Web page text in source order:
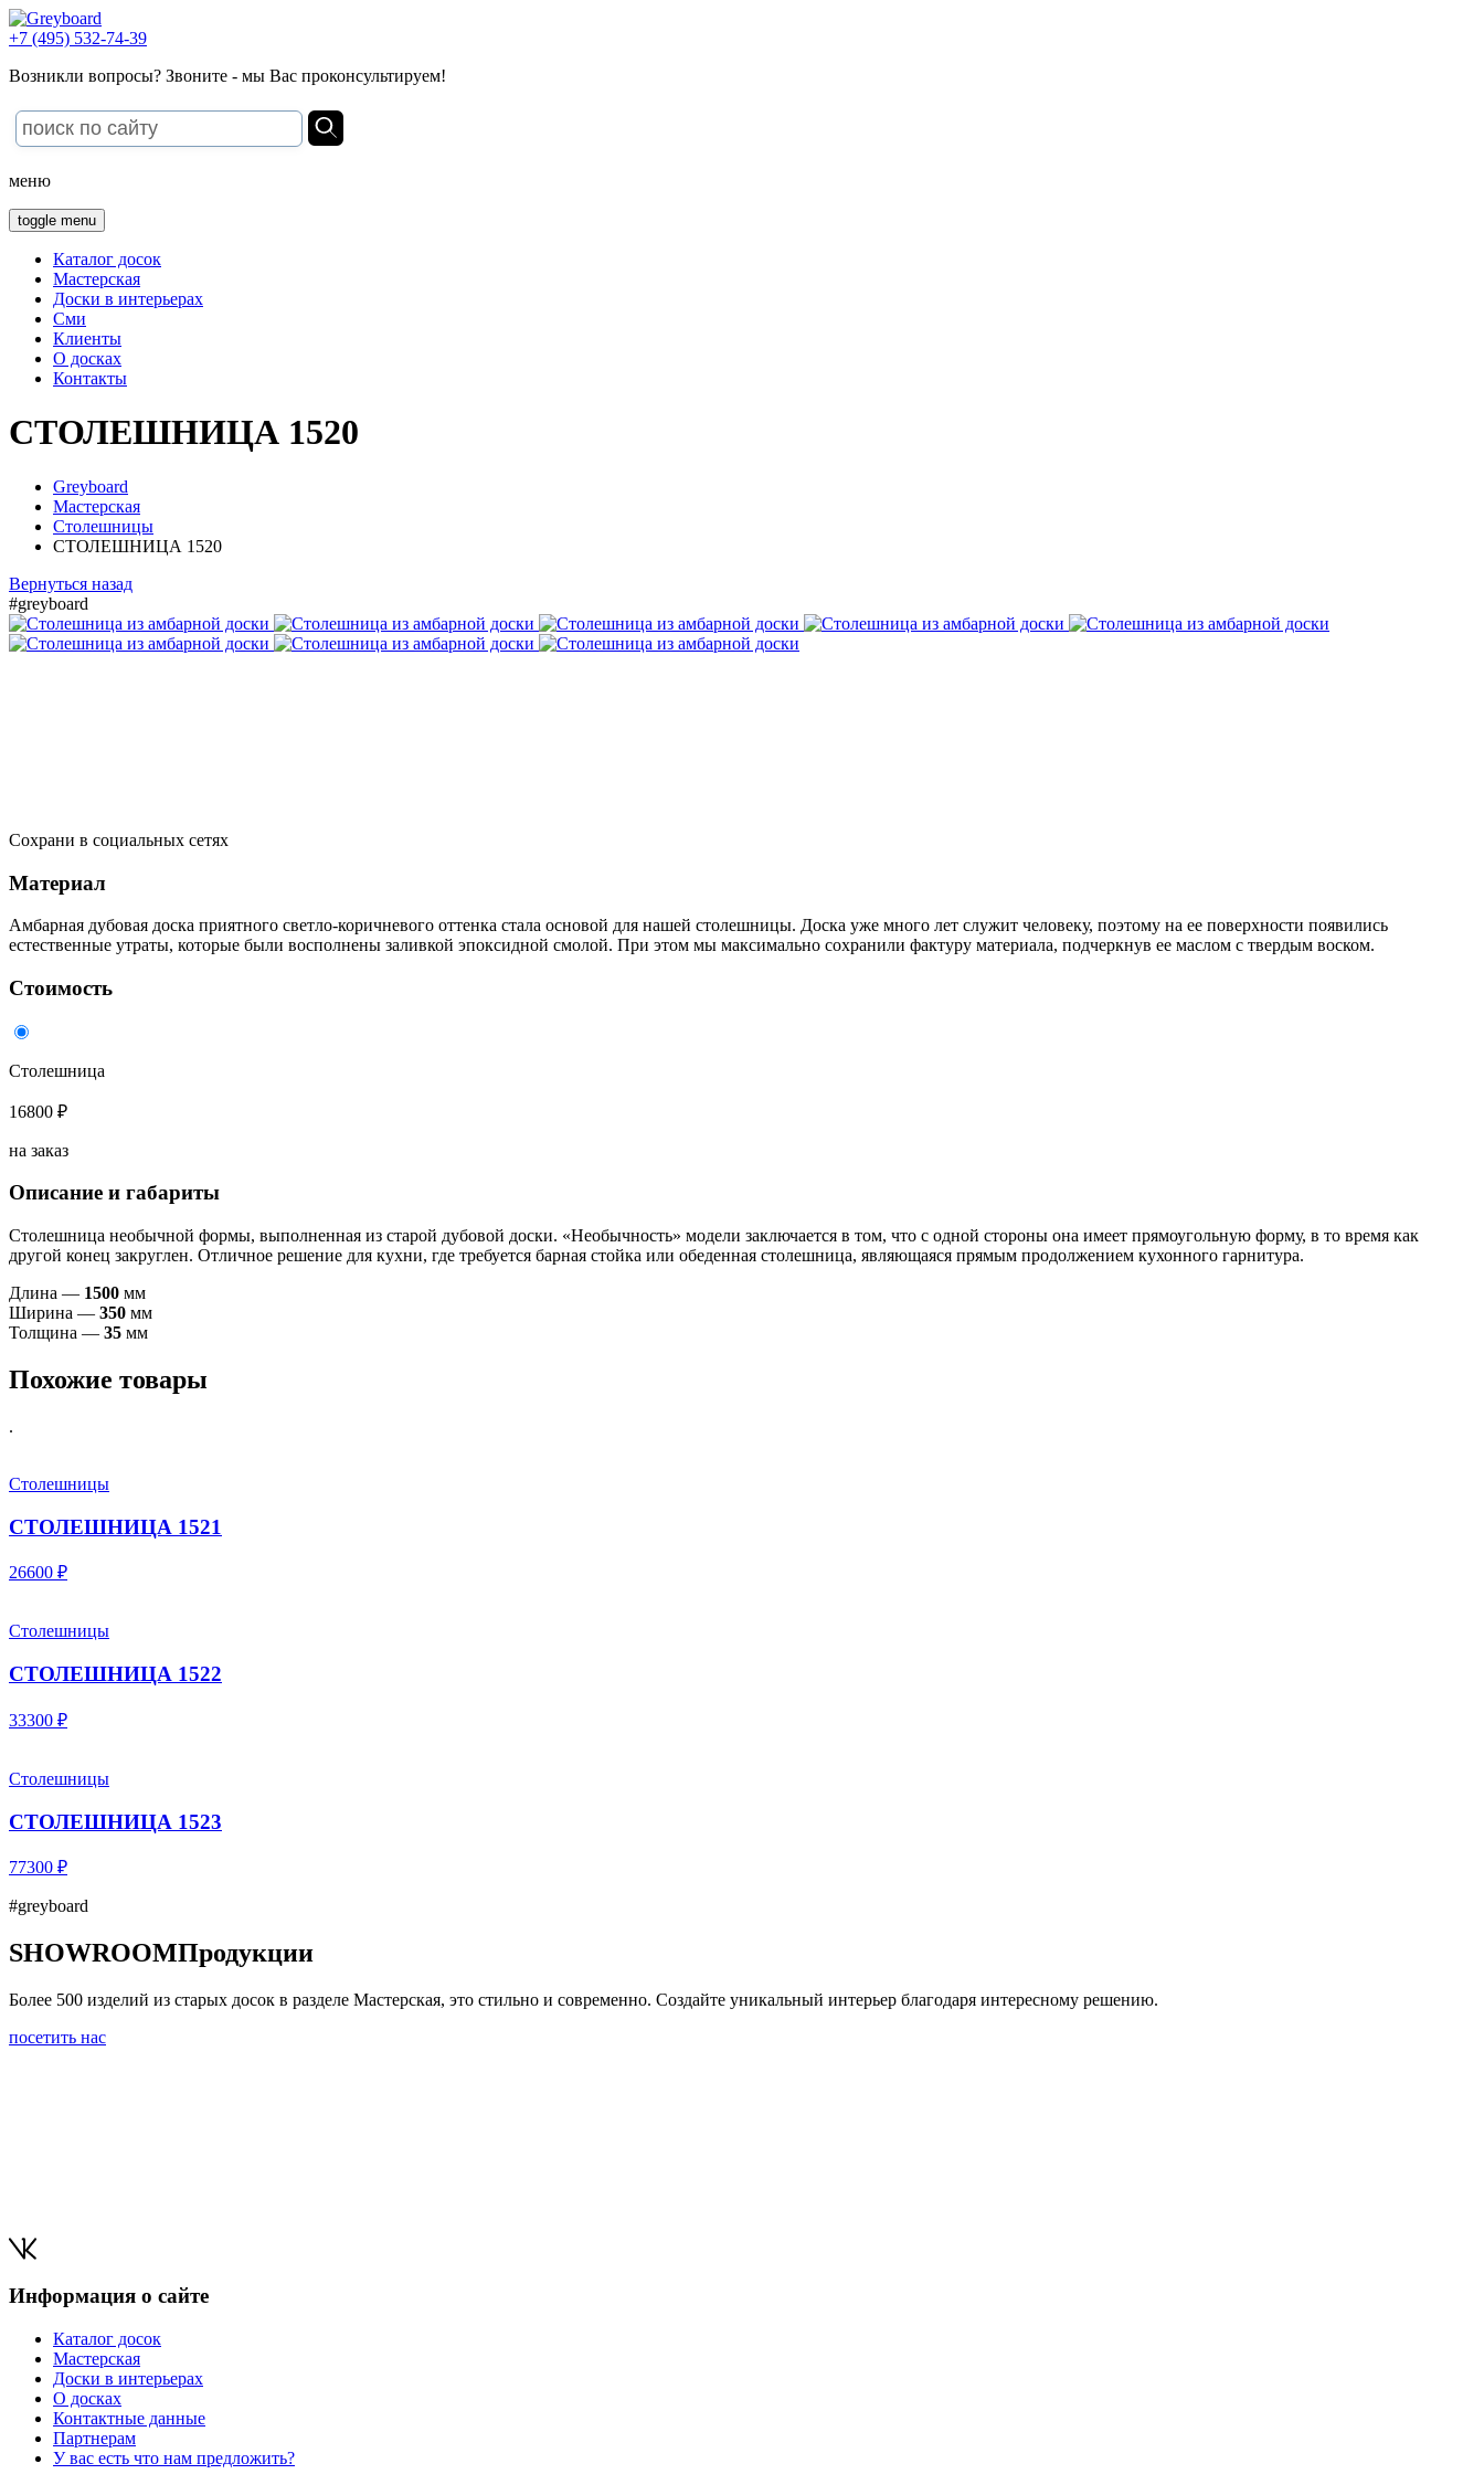
+7 (495) 532-74-39
Возникли вопросы? Звоните - мы Вас проконсультируем!
меню
toggle menu
Каталог досок
Мастерская
Доски в интерьерах
Сми
Клиенты
О досках
Контакты
СТОЛЕШНИЦА 1520
Greyboard
Мастерская
Столешницы
СТОЛЕШНИЦА 1520
Вернуться назад
#greyboard
Сохрани в социальных сетях
Материал
Амбарная дубовая доска приятного светло-коричневого оттенка стала основой для нашей столешницы. Доска уже много лет служит человеку, поэтому на ее поверхности появились
естественные утраты, которые были восполнены заливкой эпоксидной смолой. При этом мы максимально сохранили фактуру материала, подчеркнув ее маслом с твердым воском.
Стоимость
Столешница
16800 ₽
на заказ
Описание и габариты
Столешница необычной формы, выполненная из старой дубовой доски. «Необычность» модели заключается в том, что с одной стороны она имеет прямоугольную форму, в то время как
другой конец закруглен. Отличное решение для кухни, где требуется барная стойка или обеденная столешница, являющаяся прямым продолжением кухонного гарнитура.
Длина — 1500 мм
Ширина — 350 мм
Толщина — 35 мм
Похожие товары
.
Столешницы
СТОЛЕШНИЦА 1521
26600 ₽
Столешницы
СТОЛЕШНИЦА 1522
33300 ₽
Столешницы
СТОЛЕШНИЦА 1523
77300 ₽
#greyboard
SHOWROOMПродукции
Более 500 изделий из старых досок в разделе Мастерская, это стильно и современно. Создайте уникальный интерьер благодаря интересному решению.
посетить нас
Информация о сайте
Каталог досок
Мастерская
Доски в интерьерах
О досках
Контактные данные
Партнерам
У вас есть что нам предложить?